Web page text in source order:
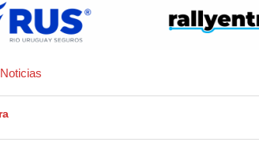
Noticias